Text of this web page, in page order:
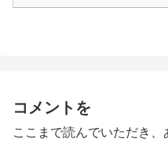
コメントを
ここまで読んでいただき、